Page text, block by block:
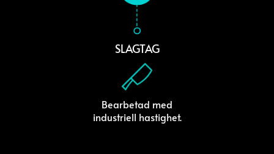
SLAGTAG
Bearbetad med
industriell hastighet.